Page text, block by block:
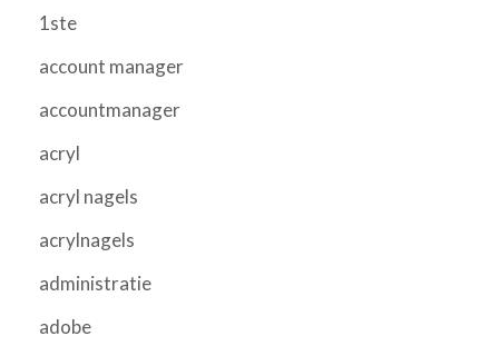
1ste
account manager
accountmanager
acryl
acryl nagels
acrylnagels
administratie
adobe